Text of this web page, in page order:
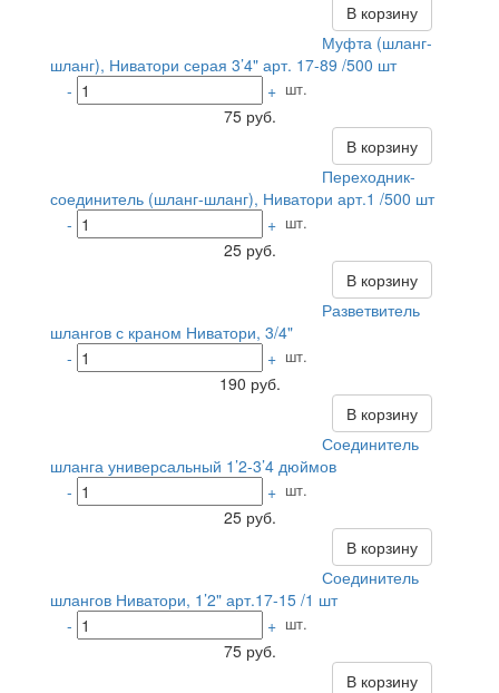
В корзину
Муфта (шланг-
шланг), Ниватори серая 3’4" арт. 17-89 /500 шт
-
+ шт.
75 руб.
В корзину
Переходник-
соединитель (шланг-шланг), Ниватори арт.1 /500 шт
-
+ шт.
25 руб.
В корзину
Разветвитель
шлангов с краном Ниватори, 3/4"
-
+ шт.
190 руб.
В корзину
Соединитель
шланга универсальный 1’2-3’4 дюймов
-
+ шт.
25 руб.
В корзину
Соединитель
шлангов Ниватори, 1’2" арт.17-15 /1 шт
-
+ шт.
75 руб.
В корзину